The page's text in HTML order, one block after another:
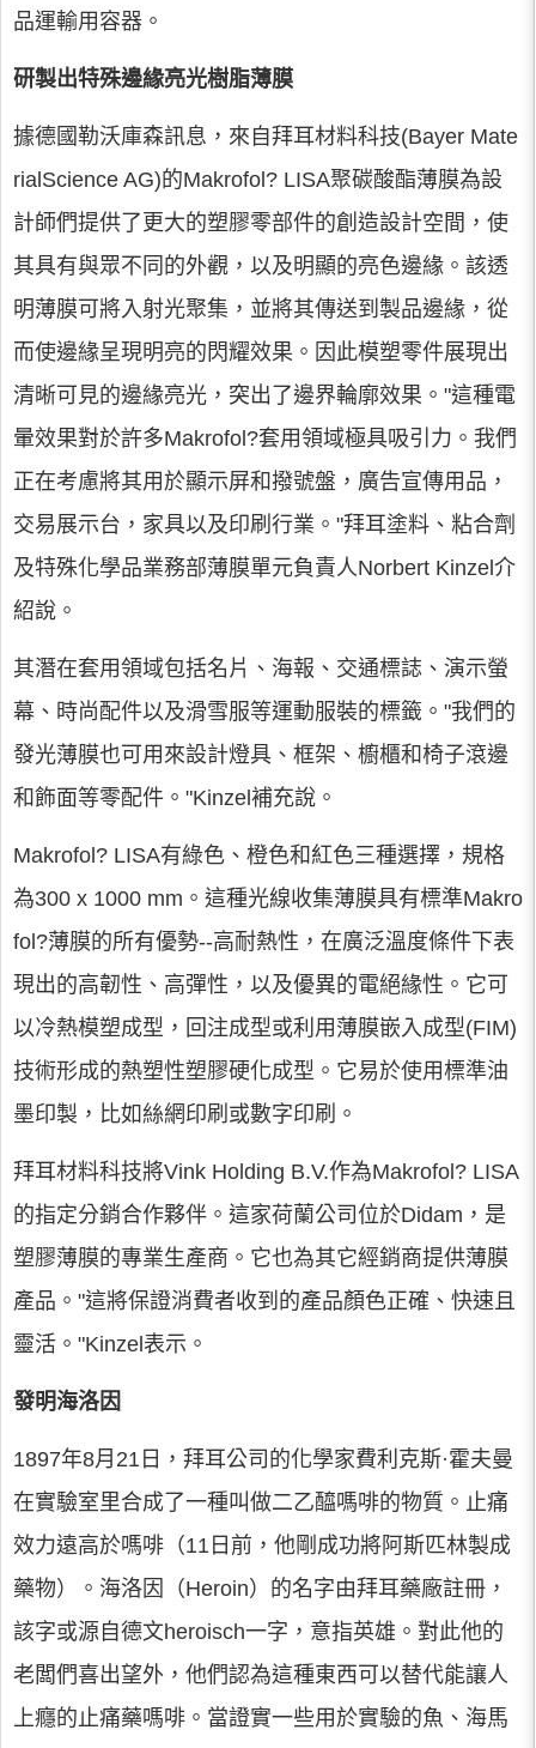
品運輸用容器。
研製出特殊邊緣亮光樹脂薄膜
據德國勒沃庫森訊息，來自拜耳材料科技(Bayer Mate
rialScience AG)的Makrofol? LISA聚碳酸酯薄膜為設
計師們提供了更大的塑膠零部件的創造設計空間，使
其具有與眾不同的外觀，以及明顯的亮色邊緣。該透
明薄膜可將入射光聚集，並將其傳送到製品邊緣，從
而使邊緣呈現明亮的閃耀效果。因此模塑零件展現出
清晰可見的邊緣亮光，突出了邊界輪廓效果。"這種電
暈效果對於許多Makrofol?套用領域極具吸引力。我們
正在考慮將其用於顯示屏和撥號盤，廣告宣傳用品，
交易展示台，家具以及印刷行業。"拜耳塗料、粘合劑
及特殊化學品業務部薄膜單元負責人Norbert Kinzel介
紹說。
其潛在套用領域包括名片、海報、交通標誌、演示螢
幕、時尚配件以及滑雪服等運動服裝的標籤。"我們的
發光薄膜也可用來設計燈具、框架、櫥櫃和椅子滾邊
和飾面等零配件。"Kinzel補充說。
Makrofol? LISA有綠色、橙色和紅色三種選擇，規格
為300 x 1000 mm。這種光線收集薄膜具有標準Makro
fol?薄膜的所有優勢--高耐熱性，在廣泛溫度條件下表
現出的高韌性、高彈性，以及優異的電絕緣性。它可
以冷熱模塑成型，回注成型或利用薄膜嵌入成型(FIM)
技術形成的熱塑性塑膠硬化成型。它易於使用標準油
墨印製，比如絲網印刷或數字印刷。
拜耳材料科技將Vink Holding B.V.作為Makrofol? LISA
的指定分銷合作夥伴。這家荷蘭公司位於Didam，是
塑膠薄膜的專業生產商。它也為其它經銷商提供薄膜
產品。"這將保證消費者收到的產品顏色正確、快速且
靈活。"Kinzel表示。
發明海洛因
1897年8月21日，拜耳公司的化學家費利克斯·霍夫曼
在實驗室里合成了一種叫做二乙醯嗎啡的物質。止痛
效力遠高於嗎啡（11日前，他剛成功將阿斯匹林製成
藥物）。海洛因（Heroin）的名字由拜耳藥廠註冊，
該字或源自德文heroisch一字，意指英雄。對此他的
老闆們喜出望外，他們認為這種東西可以替代能讓人
上癮的止痛藥嗎啡。當證實一些用於實驗的魚、海馬